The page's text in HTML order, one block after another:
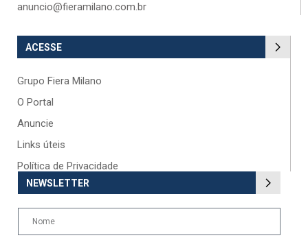
anuncio@fieramilano.com.br
ACESSE
Grupo Fiera Milano
O Portal
Anuncie
Links úteis
Política de Privacidade
NEWSLETTER